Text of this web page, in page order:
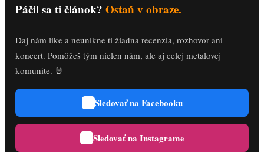
Páčil sa ti článok? Ostaň v obraze.
Daj nám like a neunikne ti žiadna recenzia, rozhovor ani
koncert. Pomôžeš tým nielen nám, ale aj celej metalovej
komunite. 🤘
Sledovať na Facebooku
Sledovať na Instagrame